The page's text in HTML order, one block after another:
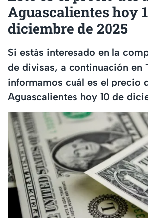
Aguascalientes hoy
diciembre de 2025
Si estás interesado en la
de divisas, a continuación en
informamos cuál es el precio
Aguascalientes hoy 10 de